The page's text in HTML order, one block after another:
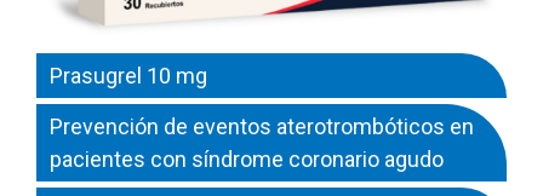
Prasugrel 10 mg
Prevención de eventos aterotrombóticos en
pacientes con síndrome coronario agudo